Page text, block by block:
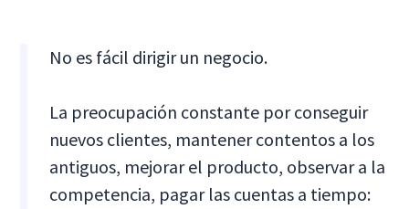
No es fácil dirigir un negocio.
La preocupación constante por conseguir
nuevos clientes, mantener contentos a los
antiguos, mejorar el producto, observar a la
competencia, pagar las cuentas a tiempo: